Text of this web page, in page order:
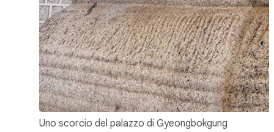
Uno scorcio del palazzo di Gyeongbokgung